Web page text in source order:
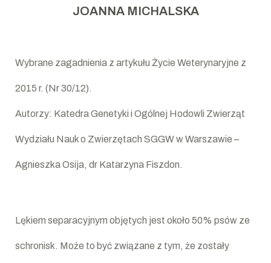
JOANNA MICHALSKA
Wybrane zagadnienia z artykułu Życie Weterynaryjne z
2015 r. (Nr 30/12).
Autorzy: Katedra Genetyki i Ogólnej Hodowli Zwierząt
Wydziału Nauk o Zwierzętach SGGW w Warszawie –
Agnieszka Osija, dr Katarzyna Fiszdon.
Lękiem separacyjnym objętych jest około 50% psów ze
schronisk. Może to być związane z tym, że zostały